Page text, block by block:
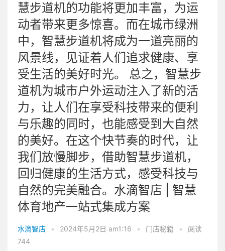
慧步道机的功能将更加丰富，为运
动者带来更多惊喜。而在城市绿洲
中，智慧步道机将成为一道亮丽的
风景线，见证着人们追求健康、享
受生活的美好时光。 总之，智慧步
道机为城市户外运动注入了新的活
力，让人们在享受科技带来的便利
与乐趣的同时，也能感受到大自然
的美好。在这个快节奏的时代，让
我们放慢脚步，借助智慧步道机，
回归健康的生活方式，感受科技与
自然的完美融合。水滴智店 | 智慧
体育地产一站式集成方案
水滴智店 • 2024年5月2日 am1:16 • 门店秘籍 •
阅读
744